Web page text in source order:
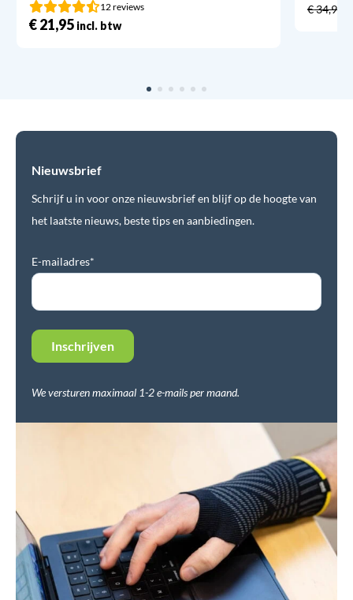
12 reviews
€21,95 incl. btw
€34,95
Nieuwsbrief
Schrijf u in voor onze nieuwsbrief en blijf op de hoogte van
het laatste nieuws, beste tips en aanbiedingen.
E-mailadres*
We versturen maximaal 1-2 e-mails per maand.